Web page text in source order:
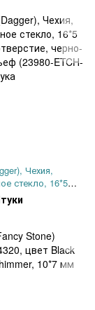
Чехия,
стекло, 16*5
черно-
(23980-ETCH-